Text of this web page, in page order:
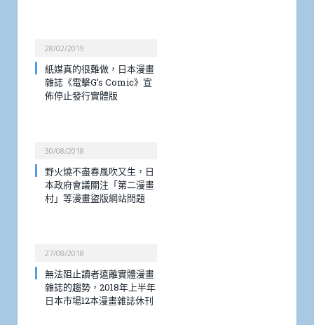
28/02/2019
紙媒真的很難做，日本漫畫
雜誌《電擊G’s Comic》宣
佈停止發行實體版
30/08/2018
野火燒不盡春風吹又生，日
本政府會議關注「第二漫畫
村」等漫畫盜版網站問題
27/08/2018
無法阻止讀者遠離實體漫畫
雜誌的趨勢，2018年上半年
日本市場12本漫畫雜誌休刊